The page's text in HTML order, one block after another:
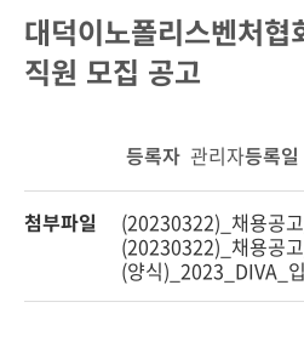
대덕이노폴리스벤처협
직원 모집 공고
등록자 관리자등록일
첨부파일
(20230322)_채용공
(20230322)_채용공
(양식)_2023_DIVA_